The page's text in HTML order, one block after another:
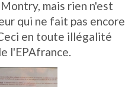
mais rien n'est
qui ne fait pas encore
en toute illégalité
l'EPAfrance.